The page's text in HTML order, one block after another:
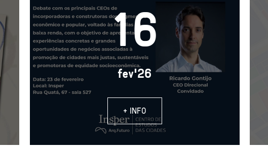
16
fev'26
+ INFO